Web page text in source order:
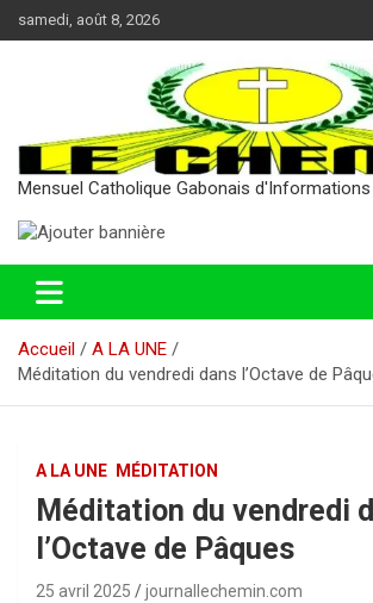
au
samedi, août 8, 2026
Mensuel Catholique Gabonais d'Informations
Accueil
A LA UNE
Méditation du vendredi dans l’Octave de
A LA UNE MÉDITATION
Méditation du vendredi
l’Octave de Pâques
25 avril 2025 journallechemin.com